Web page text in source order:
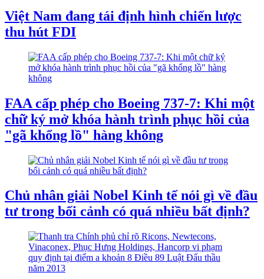
Việt Nam đang tái định hình chiến lược
thu hút FDI
FAA cấp phép cho Boeing 737-7: Khi một
chữ ký mở khóa hành trình phục hồi của
"gã khổng lồ" hàng không
Chủ nhân giải Nobel Kinh tế nói gì về đầu
tư trong bối cảnh có quá nhiều bất định?